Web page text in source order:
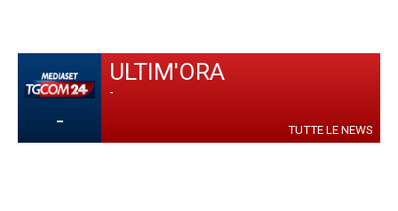
-
ULTIM'ORA
-
TUTTE LE NEWS